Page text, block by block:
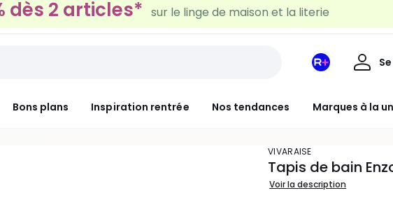
tous les 100€* sur le meuble & la déco
Bons plans Inspiration rentrée Nos tendances Marques à la
Mon
Redoute
Mon
VIVARAISE
Tapis de bain
Voir la description